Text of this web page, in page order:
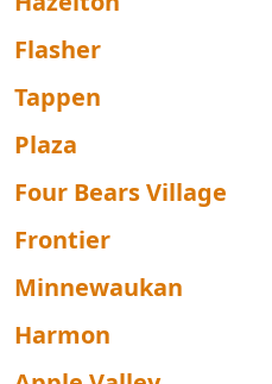
Flasher
Tappen
Plaza
Four Bears Village
Frontier
Minnewaukan
Harmon